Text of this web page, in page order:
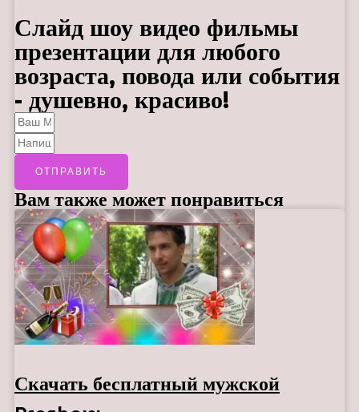
Слайд шоу видео фильмы
презентации для любого
возраста, повода или события
- душевно, красиво!
ОТПРАВИТЬ
Вам также может понравиться
Скачать бесплатный мужской